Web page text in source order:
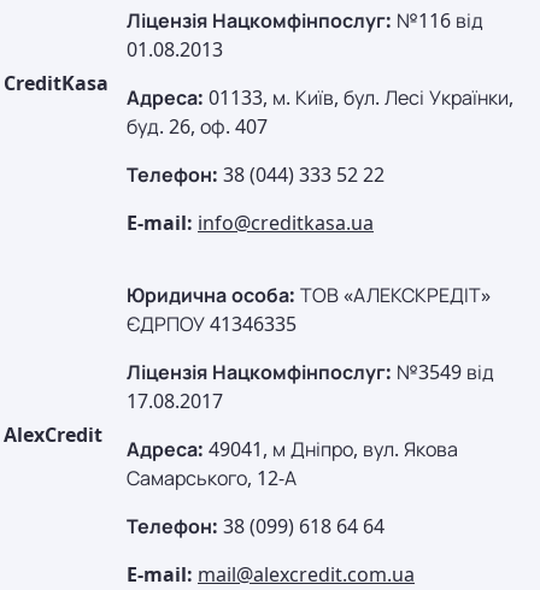
CreditKasa
Ліцензія Нацкомфінпослуг: №116 від
01.08.2013
Адреса: 01133, м. Київ, бул. Лесі Українки,
буд. 26, оф. 407
Телефон: 38 (044) 333 52 22
E-mail: info@creditkasa.ua
AlexCredit
Юридична особа: ТОВ «АЛЕКСКРЕДІТ»
ЄДРПОУ 41346335
Ліцензія Нацкомфінпослуг: №3549 від
17.08.2017
Адреса: 49041, м Дніпро, вул. Якова
Самарського, 12-А
Телефон: 38 (099) 618 64 64
E-mail: mail@alexcredit.com.ua